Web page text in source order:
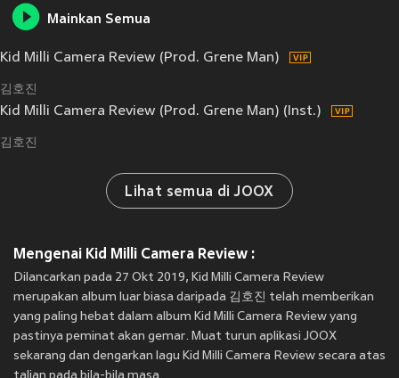
Mainkan Semua
Kid Milli Camera Review (Prod. Grene Man)
김호진
Kid Milli Camera Review (Prod. Grene Man) (Inst.)
김호진
Lihat semua di JOOX
Mengenai Kid Milli Camera Review :
Dilancarkan pada 27 Okt 2019, Kid Milli Camera Review
merupakan album luar biasa daripada 김호진 telah memberikan
yang paling hebat dalam album Kid Milli Camera Review yang
pastinya peminat akan gemar. Muat turun aplikasi JOOX
sekarang dan dengarkan lagu Kid Milli Camera Review secara atas